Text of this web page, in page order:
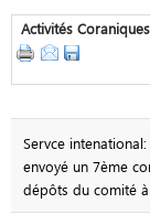
Activités Coraniques
Servce
envoyé un 7ème
dépôts du comité à